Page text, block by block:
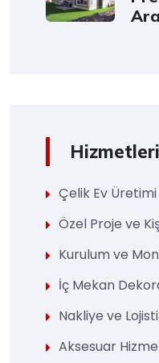
Çelik Ev Üretimi
Özel Proje ve
Kurulum ve
İç Mekan
Nakliye ve
Aksesuar